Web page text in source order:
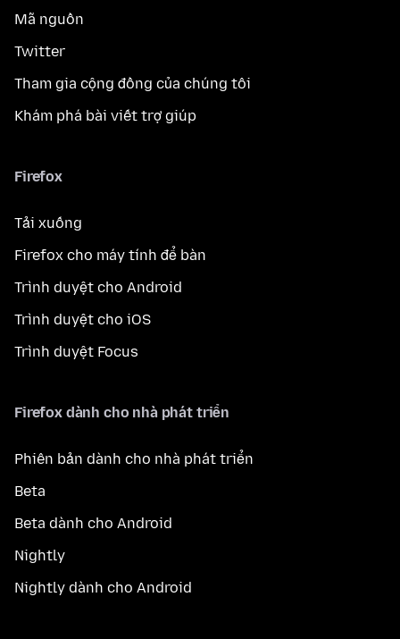
Mã nguồn
Twitter
Tham gia cộng đồng của chúng tôi
Khám phá bài viết trợ giúp
Firefox
Tải xuống
Firefox cho máy tính để bàn
Trình duyệt cho Android
Trình duyệt cho iOS
Trình duyệt Focus
Firefox dành cho nhà phát triển
Phiên bản dành cho nhà phát triển
Beta
Beta dành cho Android
Nightly
Nightly dành cho Android